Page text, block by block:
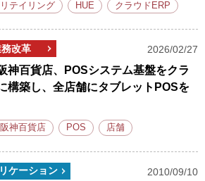
テイリング HUE クラウドERP
改革 2026/02/27
神百貨店、POSシステム基盤をクラ
構築し、全店舗にタブレットPOSを
神百貨店 POS 店舗
ケーション 2010/09/10